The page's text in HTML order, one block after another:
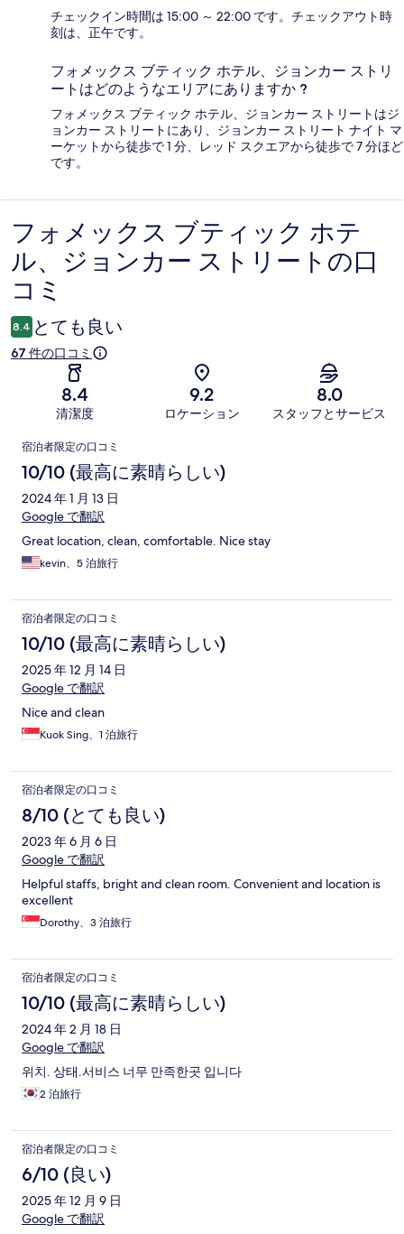
チェックイン時間は 15:00 ～ 22:00 です。チェックアウト時
刻は、正午です。
フォメックス ブティック ホテル、ジョンカー ストリ
ートはどのようなエリアにありますか ?
フォメックス ブティック ホテル、ジョンカー ストリートはジ
ョンカー ストリートにあり、ジョンカー ストリート ナイト マ
ーケットから徒歩で 1 分、レッド スクエアから徒歩で 7 分ほど
です。
口
コ
ミ
フォメックス ブティック ホテ
ル、ジョンカー ストリートの口
コミ
8.4 とても良い
67 件の口コミ
8.4
清潔度
9.2
ロケーション
8.0
スタッフとサービス
口
コ
ミ
宿泊者限定の口コミ
10/10 (最高に素晴らしい)
2024 年 1 月 13 日
Google で翻訳
Great location, clean, comfortable. Nice stay
kevin、5 泊旅行
宿泊者限定の口コミ
10/10 (最高に素晴らしい)
2025 年 12 月 14 日
Google で翻訳
Nice and clean
Kuok Sing、1 泊旅行
宿泊者限定の口コミ
8/10 (とても良い)
2023 年 6 月 6 日
Google で翻訳
Helpful staffs, bright and clean room. Convenient and location is
excellent
Dorothy、3 泊旅行
宿泊者限定の口コミ
10/10 (最高に素晴らしい)
2024 年 2 月 18 日
Google で翻訳
위치. 상태.서비스 너무 만족한곳 입니다
2 泊旅行
宿泊者限定の口コミ
6/10 (良い)
2025 年 12 月 9 日
Google で翻訳